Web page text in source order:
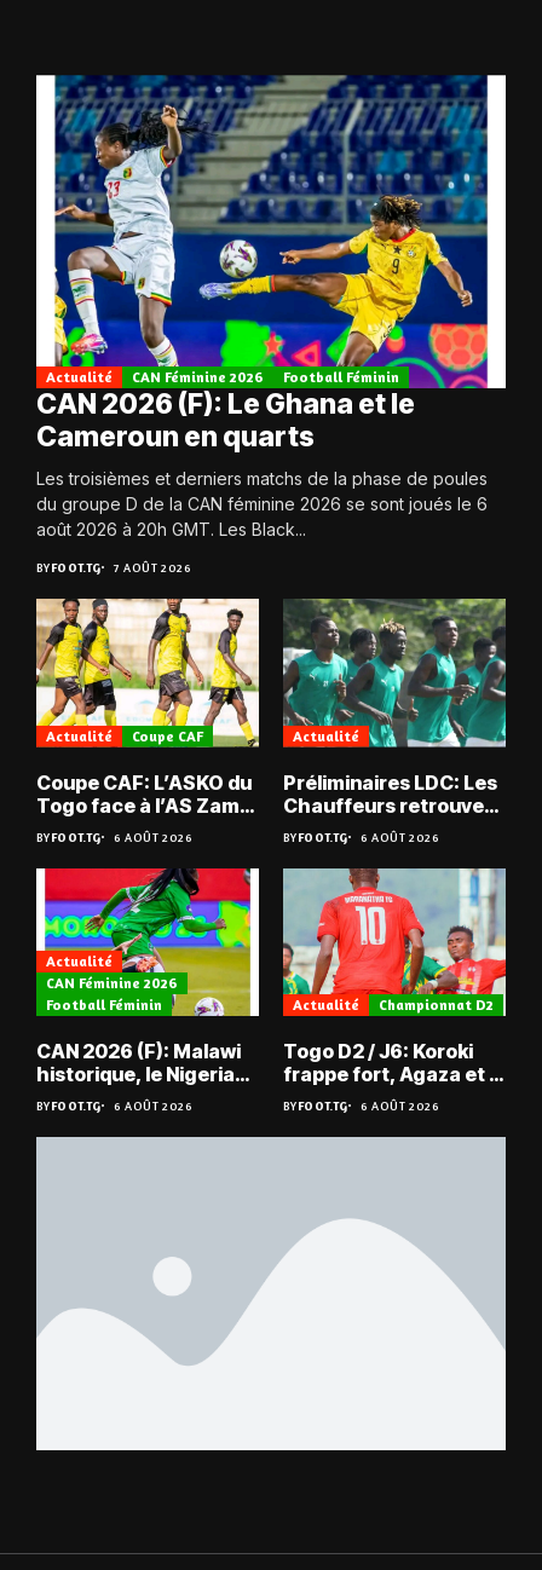
Actualité CAN Féminine 2026 Football Féminin
CAN 2026 (F): Le Ghana et le
Cameroun en quarts
Les troisièmes et derniers matchs de la phase de poules
du groupe D de la CAN féminine 2026 se sont joués le 6
août 2026 à 20h GMT. Les Black...
BYFOOT.TG 7 AOÛT 2026
Actualité Coupe CAF
Coupe CAF: L’ASKO du
Togo face à l’AS Zam
du Niger
BYFOOT.TG 6 AOÛT 2026
Actualité
Préliminaires LDC: Les
Chauffeurs retrouvent
les Mimos
BYFOOT.TG 6 AOÛT 2026
Actualité
CAN Féminine 2026
Football Féminin
CAN 2026 (F): Malawi
historique, le Nigeria
sauvé, la Zambie
éliminée
BYFOOT.TG 6 AOÛT 2026
Actualité Championnat D2
Togo D2 / J6: Koroki
frappe fort, Agaza et la
JCA assurent,
suspense avant Sara
FC – Doumbé FC
BYFOOT.TG 6 AOÛT 2026